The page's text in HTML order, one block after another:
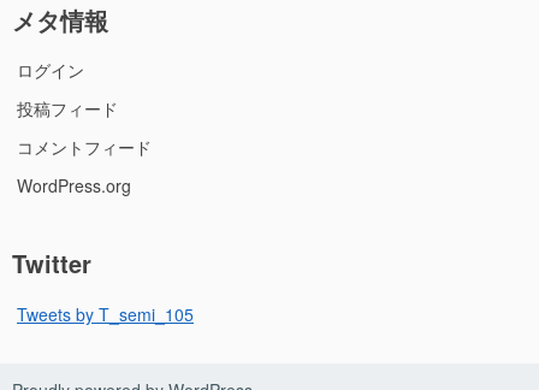
メタ情報
ログイン
投稿フィード
コメントフィード
WordPress.org
Twitter
Tweets by T_semi_105